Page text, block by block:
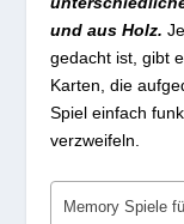
und aus Holz.
gedacht ist, gibt
Karten, die
Spiel einfach
verzweifeln.
Memory Spiele